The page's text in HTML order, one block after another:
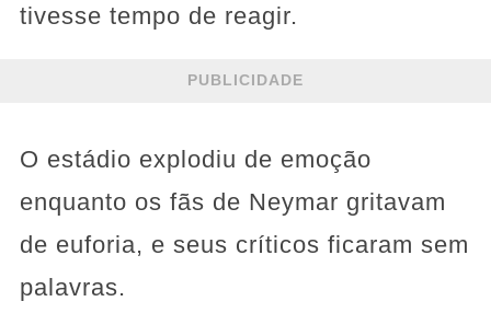
tivesse tempo de reagir.
PUBLICIDADE
O estádio explodiu de emoção
enquanto os fãs de Neymar gritavam
de euforia, e seus críticos ficaram sem
palavras.